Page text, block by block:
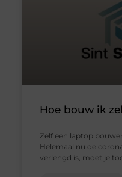
Hoe bouw ik
Zelf een laptop
Helemaal nu de
verlengd is, moet je